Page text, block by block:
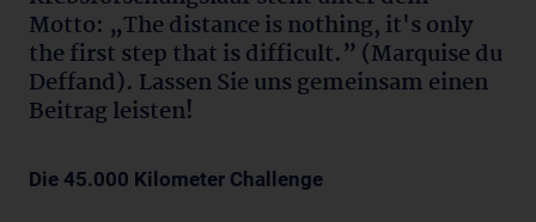
Motto: „The distance is nothing, it's only
the first step that is difficult.” (Marquise du
Deffand). Lassen Sie uns gemeinsam einen
Beitrag leisten!
Die 45.000 Kilometer Challenge